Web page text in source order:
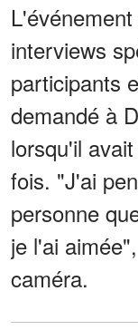
interviews
participants
demandé à
lorsqu'il
fois. "J'ai
personne
je l'ai aimée",
caméra.